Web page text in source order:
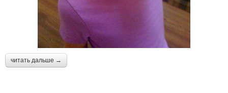
читать дальше →